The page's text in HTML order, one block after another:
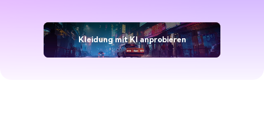
Kleidung mit KI anprobieren